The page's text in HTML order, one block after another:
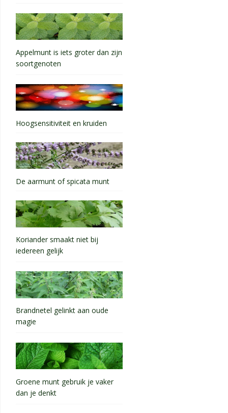
Appelmunt is iets groter dan zijn
soortgenoten
Hoogsensitiviteit en kruiden
De aarmunt of spicata munt
Koriander smaakt niet bij
iedereen gelijk
Brandnetel gelinkt aan oude
magie
Groene munt gebruik je vaker
dan je denkt